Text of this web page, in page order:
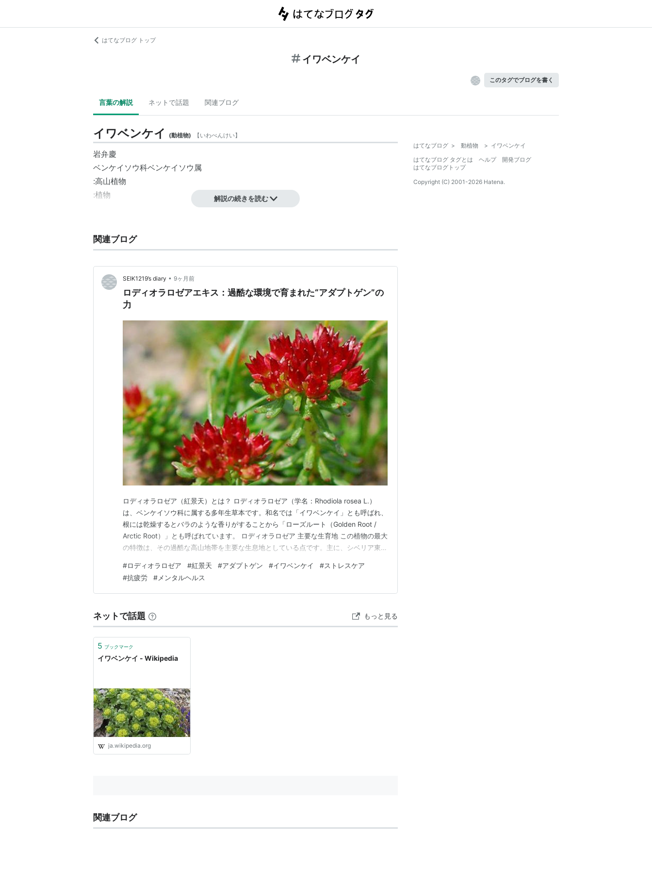
はてなブログ トップ
イワベンケイ
このタグでブログを書く
言葉の解説 ネットで話題 関連ブログ
イワベンケイ (動植物) 【いわべんけい】
岩弁慶
ベンケイソウ科ベンケイソウ属
:高山植物
:植物
解説の続きを読む
関連ブログ
SEIK1219’s diary • 9ヶ月前
ロディオラロゼアエキス：過酷な環境で育まれた“アダプトゲン”の
力
ロディオラロゼア（紅景天）とは？ ロディオラロゼア（学名：Rhodiola rosea L.）
は、ベンケイソウ科に属する多年生草本です。和名では「イワベンケイ」とも呼ばれ、
根には乾燥するとバラのような香りがすることから「ローズルート（Golden Root /
Arctic Root）」とも呼ばれています。 ロディオラロゼア 主要な生育地 この植物の最大
の特徴は、その過酷な高山地帯を主要な生息地としている点です。主に、シベリア東
った、寒冷で紫外線が強く、酸素が薄い環境に自生しています。このような極限の環境
下で生き抜く…
#ロディオラロゼア #紅景天 #アダプトゲン #イワベンケイ #ストレスケア
#抗疲労 # メンタルヘルス
ネットで話題 もっと見る
5 ブックマーク
イワベンケイ - Wikipedia
ja.wikipedia.org
関連ブログ
はてなブログ > 動植物 > イワベンケイ
はてなブログ タグとは
ヘルプ
開発ブログ
はてなブログトップ
Copyright (C) 2001-2026 Hatena.